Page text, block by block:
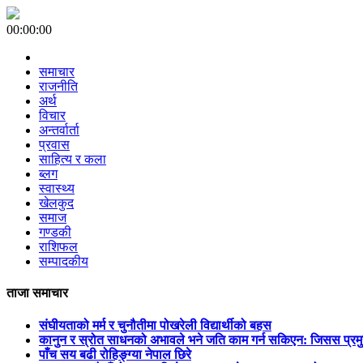
00:00:00
समाचार
राजनीति
अर्थ
विचार
अन्तर्वार्ता
प्रवास
साहित्य र कला
ब्लग
स्वास्थ्य
खेलकुद
समाज
गण्डकी
राशिफल
सम्पादकीय
ताजा समाचार
संघीयताको मर्म र चुनौतीमा पोखरेली विद्यार्थीको बहस
कानुन र स्रोत साधनको अभावले भने जति काम गर्न सकिएन: जिसस
पाँच सय बढी रोहिङ्ग्या नेपाल छिरे